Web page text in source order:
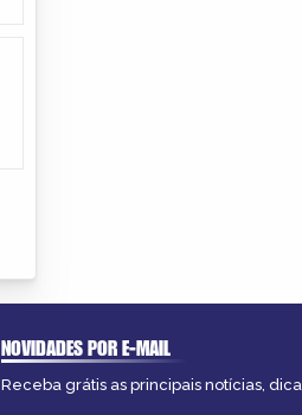
NOVIDADES POR E-MAIL
Receba grátis as principais notícias,